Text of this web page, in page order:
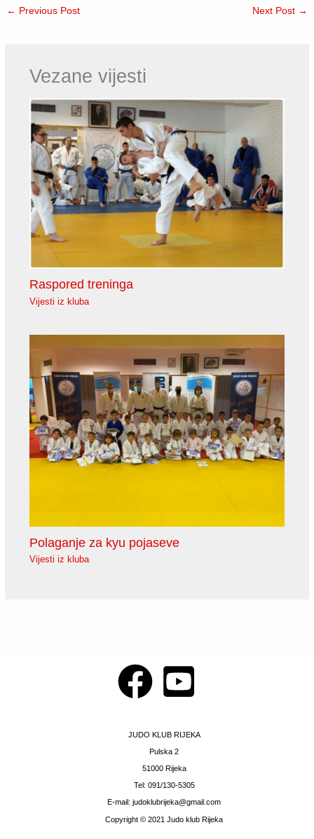
← Previous Post Next Post →
Vezane vijesti
Raspored treninga
Vijesti iz kluba
Polaganje za kyu pojaseve
Vijesti iz kluba
JUDO KLUB RIJEKA
Pulska 2
51000 Rijeka
Tel: 091/130-5305
E-mail: judoklubrijeka@gmail.com
Copyright © 2021 Judo klub Rijeka